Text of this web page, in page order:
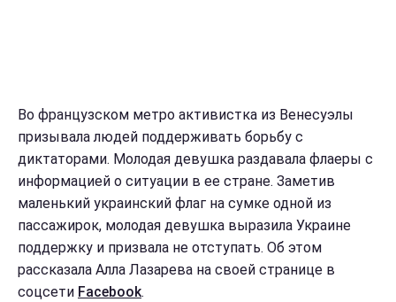
Во французском метро активистка из Венесуэлы
призывала людей поддерживать борьбу с
диктаторами. Молодая девушка раздавала флаеры с
информацией о ситуации в ее стране. Заметив
маленький украинский флаг на сумке одной из
пассажирок, молодая девушка выразила Украине
поддержку и призвала не отступать. Об этом
рассказала Алла Лазарева на своей странице в
соцсети Facebook.